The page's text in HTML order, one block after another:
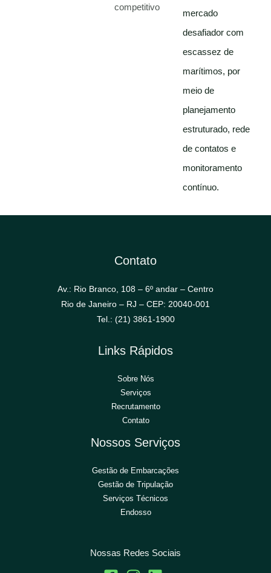
competitivo
mercado
desafiador com
escassez de
marítimos, por
meio de
planejamento
estruturado, rede
de contatos e
monitoramento
contínuo.
Contato
Av.: Rio Branco, 108 – 6º andar – Centro
Rio de Janeiro – RJ – CEP: 20040-001
Tel.: (21) 3861-1900
Links Rápidos
Sobre Nós
Serviços
Recrutamento
Contato
Nossos Serviços
Gestão de Embarcações
Gestão de Tripulação
Serviços Técnicos
Endosso
Nossas Redes Sociais